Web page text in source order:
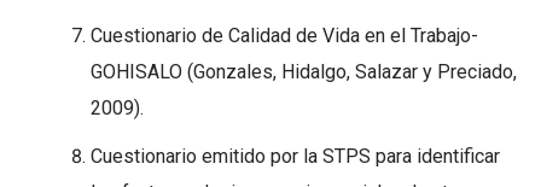
Cuestionario de Calidad de Vida en el Trabajo-
GOHISALO (Gonzales, Hidalgo, Salazar y Preciado,
2009).
Cuestionario emitido por la STPS para identificar